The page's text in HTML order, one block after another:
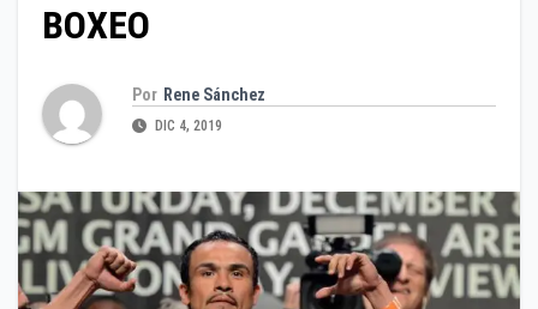
BOXEO
Por Rene Sánchez
DIC 4, 2019